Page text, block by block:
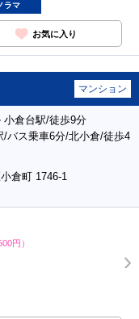
ラマ
お気に入り
マンション
小倉台駅/徒歩9分
/バス乗車6分/北小倉/徒歩4
倉町 1746-1
円）